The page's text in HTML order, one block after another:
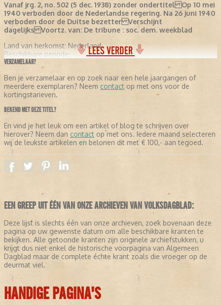
Vanaf jrg. 2, no. 502 (5 dec. 1938) zonder ondertitel Op 10 mei
1940 verboden door de Nederlandse regering. Na 26 juni 1940
verboden door de Duitse bezetter Verschijnt
dagelijks Voortz. van: De tribune : soc. dem. weekblad
Land van herkomst: Nederland
Beschikbare periode:
LEES VERDER
VERZAMELAAR?
Ben je verzamelaar en op zoek naar een hele jaargangen of
meerdere exemplaren? Neem contact op met ons voor de
kortingstarieven.
BEKEND MET DEZE TITEL?
En vind je het leuk om een artikel of blog te schrijven over
hierover? Neem dan contact op met ons. Iedere maand selecteren
wij de leukste artikelen en belonen dit met € 100,- aan tegoed.
EEN GREEP UIT ÉÉN VAN ONZE ARCHIEVEN VAN VOLKSDAGBLAD:
Deze lijst is slechts één van onze archieven, zoek bovenaan deze
pagina op uw gewenste datum om alle beschikbare kranten te
bekijken. Alle getoonde kranten zijn originele archiefstukken, u
krijgt dus niet enkel de historische voorpagina van Algemeen
Dagblad maar de complete échte krant zoals die vroeger op de
deurmat viel.
HANDIGE PAGINA'S